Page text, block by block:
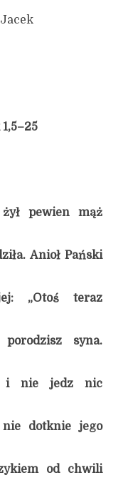
pewien mąż
Anioł Pański
„Otoś teraz
syna.
i nie jedz nic
dotknie jego
od chwili